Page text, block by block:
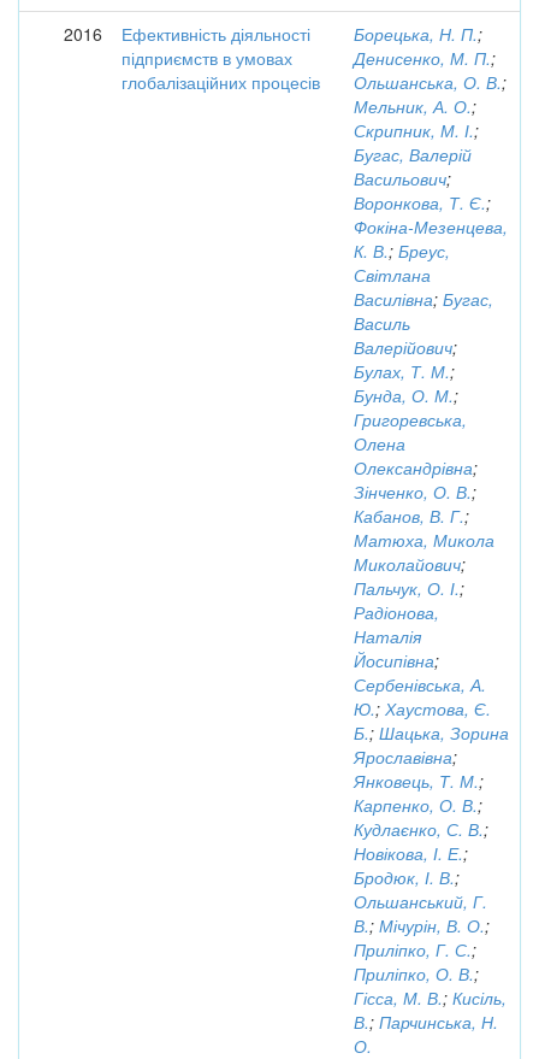
2016
Ефективність діяльності
підприємств в умовах
глобалізаційних процесів
Борецька, Н. П.;
Денисенко, М. П.;
Ольшанська, О. В.;
Мельник, А. О.;
Скрипник, М. І.;
Бугас, Валерій
Васильович;
Воронкова, Т. Є.;
Фокіна-Мезенцева,
К. В.; Бреус,
Світлана
Василівна; Бугас,
Василь
Валерійович;
Булах, Т. М.;
Бунда, О. М.;
Григоревська,
Олена
Олександрівна;
Зінченко, О. В.;
Кабанов, В. Г.;
Матюха, Микола
Миколайович;
Пальчук, О. І.;
Радіонова,
Наталія
Йосипівна;
Сербенівська, А.
Ю.; Хаустова, Є.
Б.; Шацька, Зорина
Ярославівна;
Янковець, Т. М.;
Карпенко, О. В.;
Кудлаєнко, С. В.;
Новікова, І. Е.;
Бродюк, І. В.;
Ольшанський, Г.
В.; Мічурін, В. О.;
Приліпко, Г. С.;
Приліпко, О. В.;
Гісса, М. В.; Кисіль,
В.; Парчинська, Н.
О.